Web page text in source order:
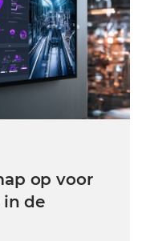
op voor
de